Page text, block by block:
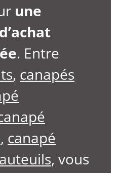
une
. Entre
, canapés
, canapé
, vous